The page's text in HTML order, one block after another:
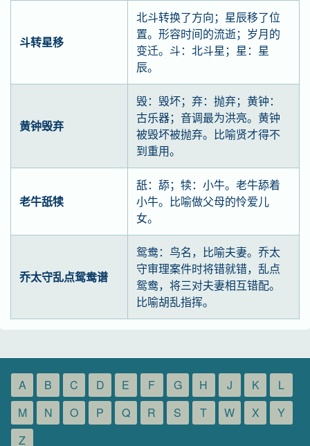
斗转星移
北斗转换了方向；星辰移了位
置。形容时间的流逝；岁月的
变迁。斗：北斗星；星：星
辰。
黄钟毁弃
毁：毁坏；弃：抛弃；黄钟：
古乐器；音调最为洪亮。黄钟
被毁坏被抛弃。比喻贤才得不
到重用。
老牛舐犊
舐：舔；犊：小牛。老牛舔着
小牛。比喻做父母的怜爱儿
女。
乔太守乱点鸳鸯谱
鸳鸯：鸟名，比喻夫妻。乔太
守审理案件时将错就错，乱点
鸳鸯，将三对夫妻相互错配。
比喻胡乱指挥。
A B C D E F G H J K
L
M
N O P Q R S T W X
Y
Z